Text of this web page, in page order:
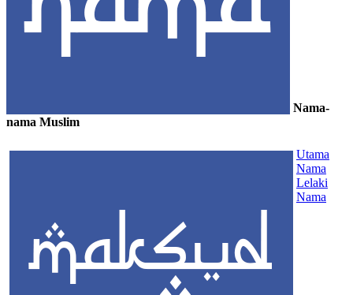
Nama-
nama Muslim
Utama
Nama
Lelaki
Nama